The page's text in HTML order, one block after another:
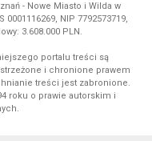
- Nowe Miasto i Wilda w
NIP 7792573719,
3.608.000 PLN.
portalu treści są
i chronione prawem
treści jest zabronione.
roku o prawie autorskim i